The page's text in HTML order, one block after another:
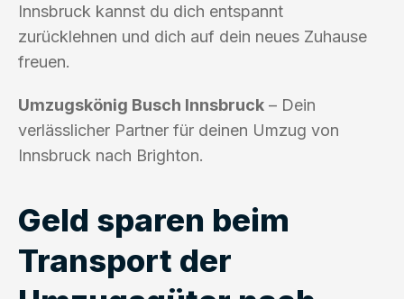
Innsbruck kannst du dich entspannt
zurücklehnen und dich auf dein neues Zuhause
freuen.
Umzugskönig Busch Innsbruck – Dein
verlässlicher Partner für deinen Umzug von
Innsbruck nach Brighton.
Geld sparen beim
Transport der